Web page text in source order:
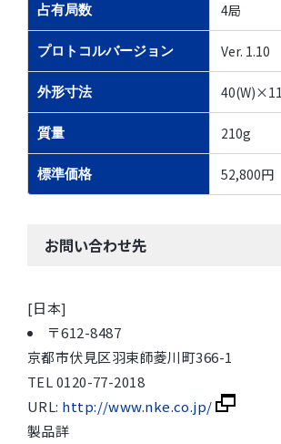
占有局数 4局
プロトコルバージョン Ver. 1.10
外形寸法
質量 210g
標準価格 52,800円
お問い合わせ先
[日本]
〒612-8487
京都市伏見区羽束師菱川町366-1
TEL 0120-77-2018
URL: http://www.nke.co.jp/
製品詳